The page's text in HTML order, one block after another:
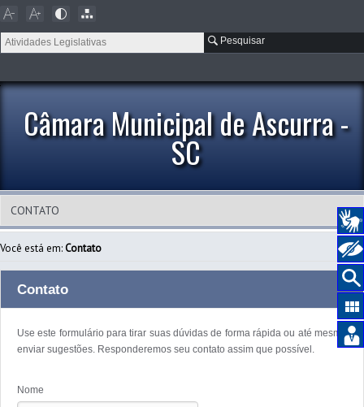
Pesquisar
Câmara Municipal de Ascurra -
SC
Você está em:Contato
Contato
Use este formulário para tirar suas dúvidas de forma rápida ou até mesmo
enviar sugestões. Responderemos seu contato assim que possível.
Nome